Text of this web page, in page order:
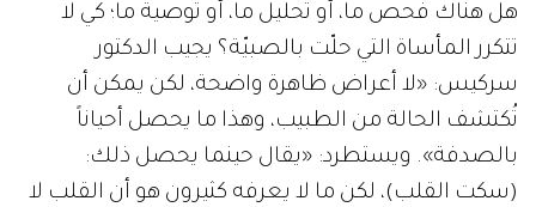
هل هناك فحص ما، أو تحليل ما، أو توصية ما؛ كي لا
تتكرر المأساة التي حلّت بالصبيّة؟ يجيب الدكتور
سركيس: «لا أعراض ظاهرة واضحة، لكن يمكن أن
تُكتشف الحالة من الطبيب، وهذا ما يحصل أحياناً
بالصدفة». ويستطرد: «يقال حينما يحصل ذلك:
(سكت القلب)، لكن ما لا يعرفه كثيرون هو أن القلب لا